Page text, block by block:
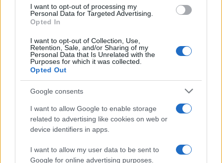
I want to opt-out of processing my
Personal Data for Targeted Advertising.
Opted In
I want to opt-out of Collection, Use,
Retention, Sale, and/or Sharing of my
Personal Data that Is Unrelated with the
Purposes for which it was collected.
Opted Out
Google consents
I want to allow Google to enable storage
related to advertising like cookies on web or
device identifiers in apps.
I want to allow my user data to be sent to
Google for online advertising purposes.
ΗΠΑ: Το προεδρικό ελικόπτερο βρέθηκε
υπερβολικά κοντά σε αεροπλάνο της
γραμμής
Το τέλος ενός Falcon 9 στη Σελήνη – Μια